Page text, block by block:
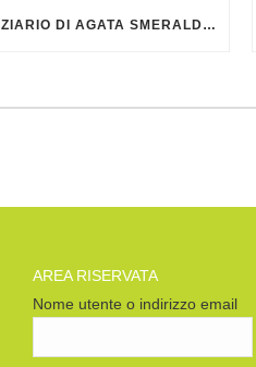
NOTIZIARIO DI AGATA SMERALDA DI GIUGNO 2026
AREA RISERVATA
Nome utente o indirizzo email